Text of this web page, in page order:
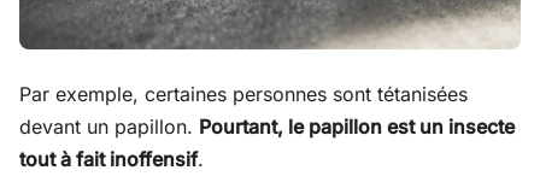
Par exemple, certaines personnes sont tétanisées
devant un papillon. Pourtant, le papillon est un insecte
tout à fait inoffensif.